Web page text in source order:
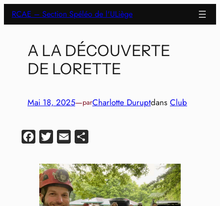
Aller
au
RCAE – Section Spéléo de l'ULiège
A LA DÉCOUVERTE
DE LORETTE
Mai 18, 2025—parCharlotte Duruptdans Club
Facebook
Twitter Email